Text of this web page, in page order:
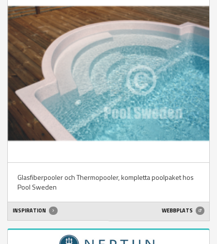
Glasfiberpooler och Thermopooler, kompletta poolpaket hos
Pool Sweden
INSPIRATION WEBBPLATS